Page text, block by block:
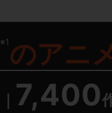
※1 のアニ
7,400